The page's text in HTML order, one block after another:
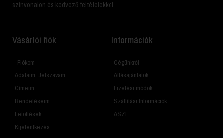
színvonalon és kedvező feltételekkel.
Vásárlói fiók
Fiókom
Adataim, Jelszavam
Címeim
Rendeléseim
Letöltések
Kijelentkezés
Információk
Cégünkről
Állásajánlatok
Fizetési módok
Szállítási Információk
ÁSZF